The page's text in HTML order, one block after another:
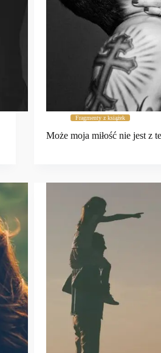
Fragmenty z książek
Może moja miłość nie jest z